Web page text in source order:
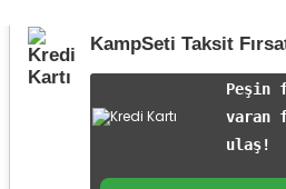
KampSeti Taksit
Peşin
varan
ulaş!